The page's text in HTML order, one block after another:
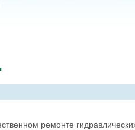
ремонте